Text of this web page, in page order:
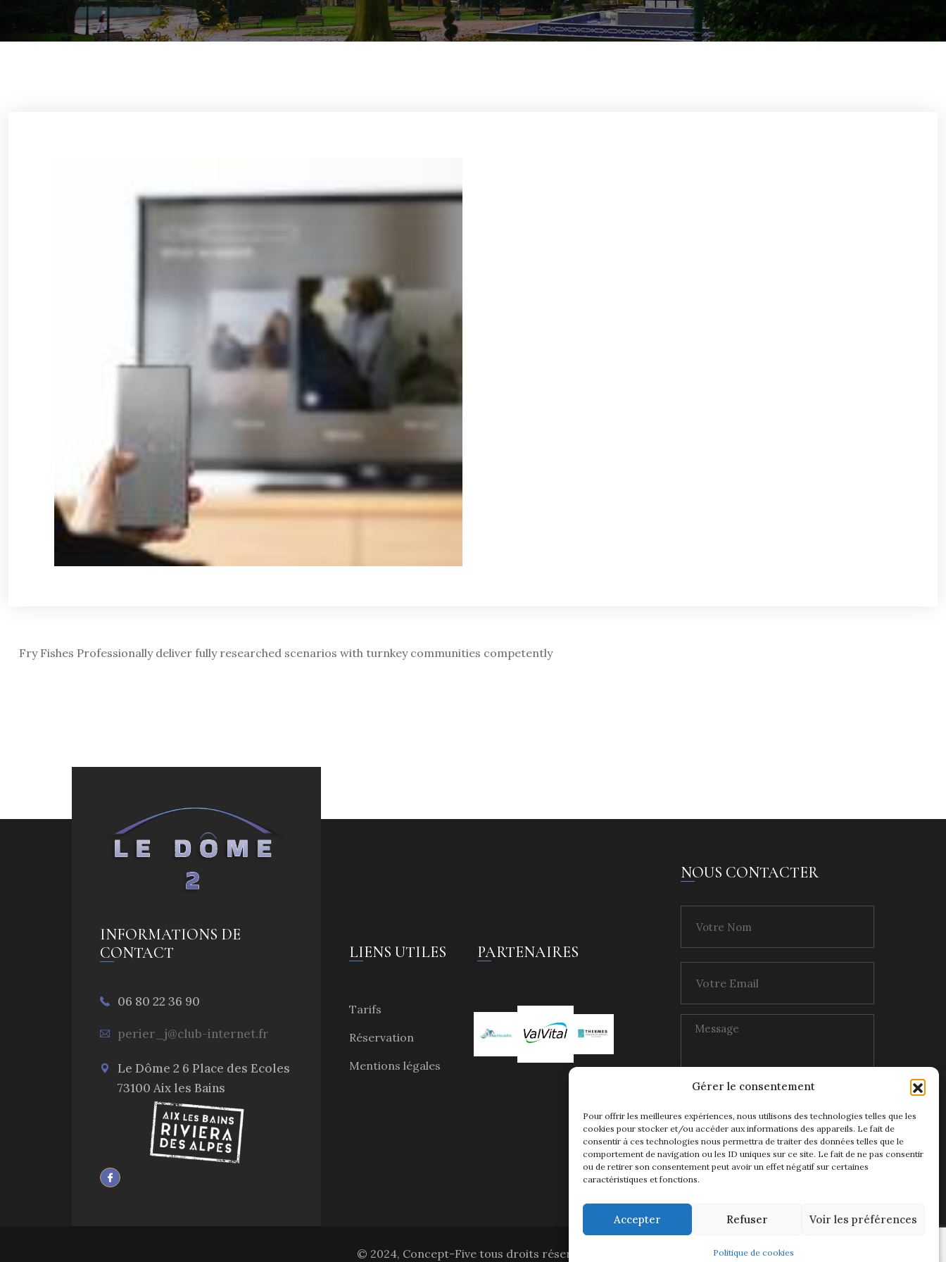
Gérer le consentement
Pour offrir les meilleures expériences, nous utilisons des technologies telles que les
cookies pour stocker et/ou accéder aux informations des appareils. Le fait de
consentir à ces technologies nous permettra de traiter des données telles que le
comportement de navigation ou les ID uniques sur ce site. Le fait de ne pas consentir
ou de retirer son consentement peut avoir un effet négatif sur certaines
caractéristiques et fonctions.
Accepter Refuser Voir les préférences
Politique de cookies
Fry Fishes Professionally deliver fully researched scenarios with turnkey communities competently
INFORMATIONS DE
CONTACT
06 80 22 36 90
perier_j@club-internet.fr
Le Dôme 2 6 Place des Ecoles
73100 Aix les Bains
LIENS UTILES
Tarifs
Réservation
Mentions légales
PARTENAIRES
NOUS CONTACTER
© 2024, Concept-Five tous droits réservés